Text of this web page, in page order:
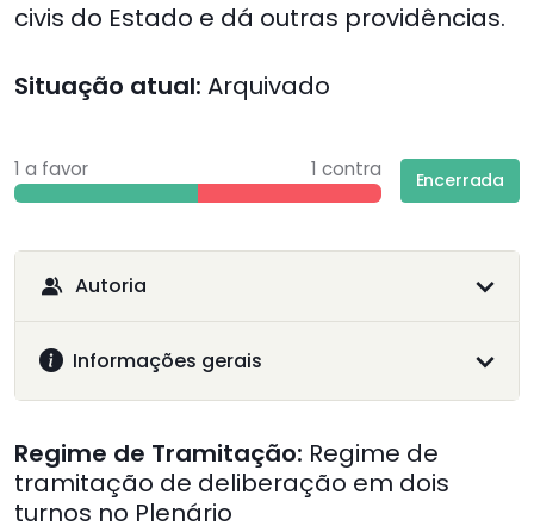
civis do Estado e dá outras providências.
Situação atual: Arquivado
1 a favor 1 contra Encerrada
Autoria
Informações gerais
Regime de Tramitação: Regime de
tramitação de deliberação em dois
turnos no Plenário